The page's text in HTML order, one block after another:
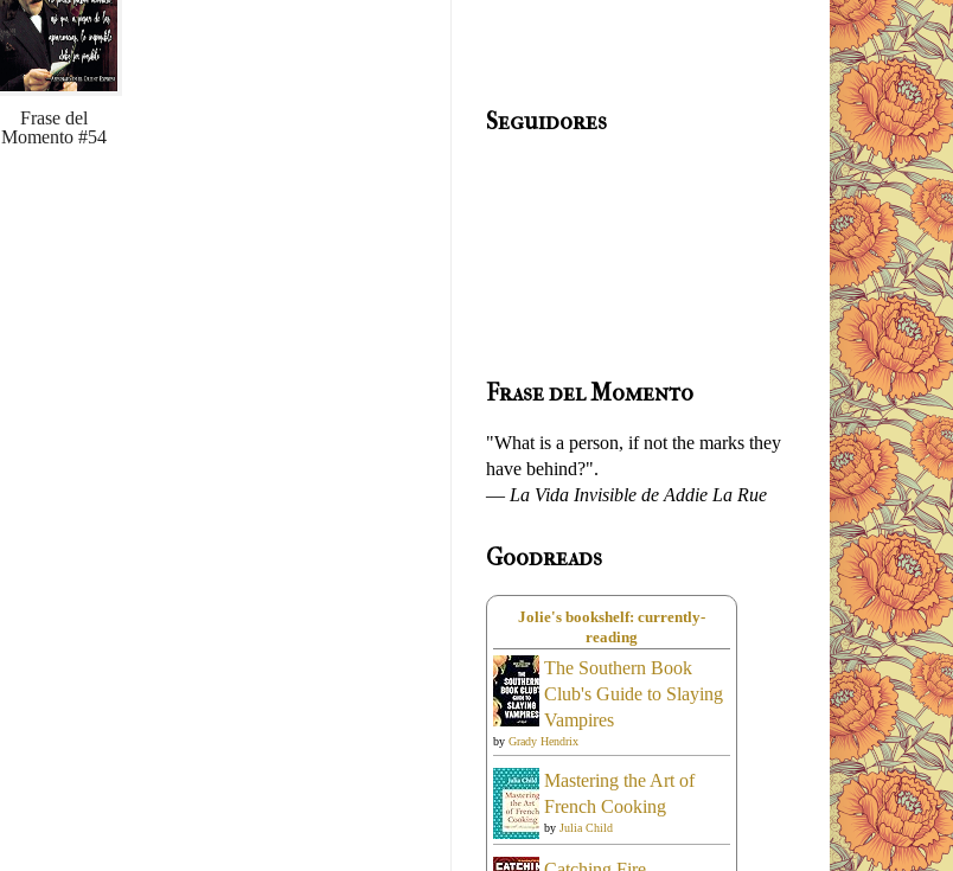
Frase del
Momento #54
Seguidores
Frase del Momento
"What is a person, if not the marks they
have behind?".
— La Vida Invisible de Addie La Rue
Goodreads
Jolie's bookshelf: currently-
reading
The Southern Book
Club's Guide to Slaying
Vampires
by Grady Hendrix
Mastering the Art of
French Cooking
by Julia Child